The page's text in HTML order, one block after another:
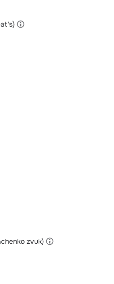
zvuk)